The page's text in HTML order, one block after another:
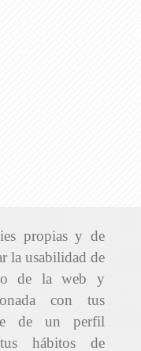
propias y de
la usabilidad de
de la web y
con tus
de un perfil
hábitos de